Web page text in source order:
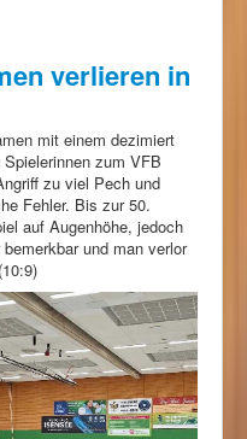
verlieren in
mit einem dezimiert
zum VFB
zu viel Pech und
Fehler. Bis zur 50.
auf Augenhöhe, jedoch
und man verlor